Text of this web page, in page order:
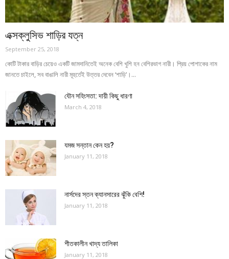
এক্সক্লুসিভ শাড়ির যত্ন
September 25, 2018
কোটি টাকার বাড়ির চেয়েও একটি জামদানিতেই অনেক বেশি খুশি হন বেশিরভাগ নারী। প্রিয় পোশাকের নাম
জানতে চাইলে, সব বাঙালি নারী মূহুর্তেই উত্তর দেবেন ‘শাড়ি’।...
যৌন সহিংসতা: দায়ী কিছু ধারণা
March 4, 2018
যমজ সন্তান কেন হয়?
January 11, 2018
নার্সদের স্তন ক্যানসারের ঝুঁকি বেশি!
January 11, 2018
শীতকালীন খাদ্য তালিকা
January 11, 2018